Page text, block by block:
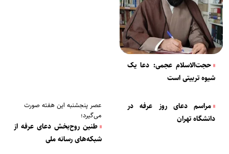
حجت‌الاسلام عجمی: دعا یک
شیوه تربیتی است
مراسم دعای روز عرفه در
دانشگاه تهران
عصر پنجشنبه این هفته صورت
می‌گیرد؛
طنین روح‌بخش دعای عرفه از
شبکه‌های رسانه ملی